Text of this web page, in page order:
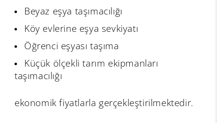
Beyaz eşya taşımacılığı
Köy evlerine eşya sevkiyatı
Öğrenci eşyası taşıma
Küçük ölçekli tarım ekipmanları
taşımacılığı
ekonomik fiyatlarla gerçekleştirilmektedir.